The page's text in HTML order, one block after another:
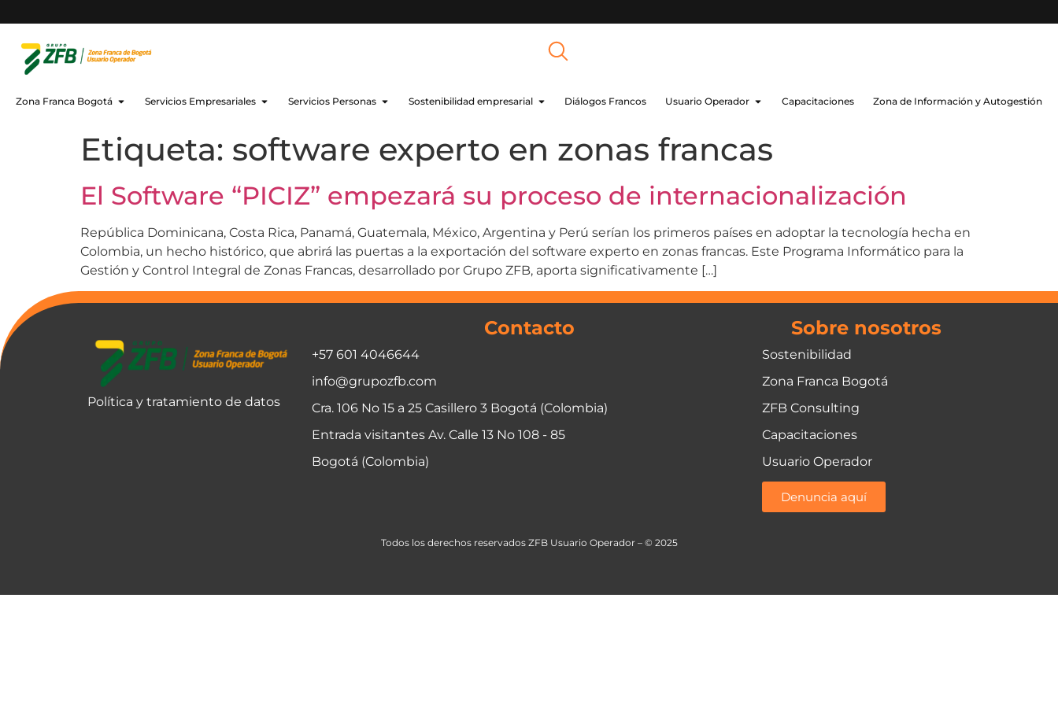
Zona Franca Bogotá Servicios Empresariales Servicios Personas Sostenibilidad empresarial Diálogos Francos Usuario Operador Capacitaciones Zona de Información y Autogestión
Etiqueta: software experto en zonas francas
El Software “PICIZ” empezará su proceso de internacionalización
República Dominicana, Costa Rica, Panamá, Guatemala, México, Argentina y Perú serían los primeros países en adoptar la tecnología hecha en
Colombia, un hecho histórico, que abrirá las puertas a la exportación del software experto en zonas francas. Este Programa Informático para la
Gestión y Control Integral de Zonas Francas, desarrollado por Grupo ZFB, aporta significativamente […]
Política y tratamiento de datos
Contacto
+57 601 4046644
info@grupozfb.com
Cra. 106 No 15 a 25 Casillero 3 Bogotá (Colombia)
Entrada visitantes Av. Calle 13 No 108 - 85
Bogotá (Colombia)
Sobre nosotros
Sostenibilidad
Zona Franca Bogotá
ZFB Consulting
Capacitaciones
Usuario Operador
Denuncia aquí
Todos los derechos reservados ZFB Usuario Operador – © 2025